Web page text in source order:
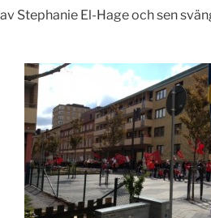
Stephanie El-Hage och sen